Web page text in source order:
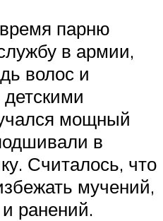
парню
в армии,
волос и
мощный
в
Считалось, что
мучений,
ранений.